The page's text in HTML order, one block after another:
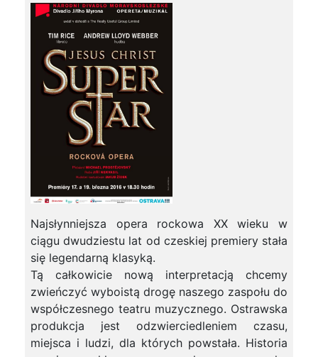
Najsłynniejsza opera rockowa XX wieku w
ciągu dwudziestu lat od czeskiej premiery stała
się legendarną klasyką.
Tą całkowicie nową interpretacją chcemy
zwieńczyć wyboistą drogę naszego zaspołu do
współczesnego teatru muzycznego. Ostrawska
produkcja jest odzwierciedleniem czasu,
miejsca i ludzi, dla których powstała. Historia